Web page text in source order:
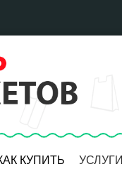
КУПИТЬ УСЛУГИ